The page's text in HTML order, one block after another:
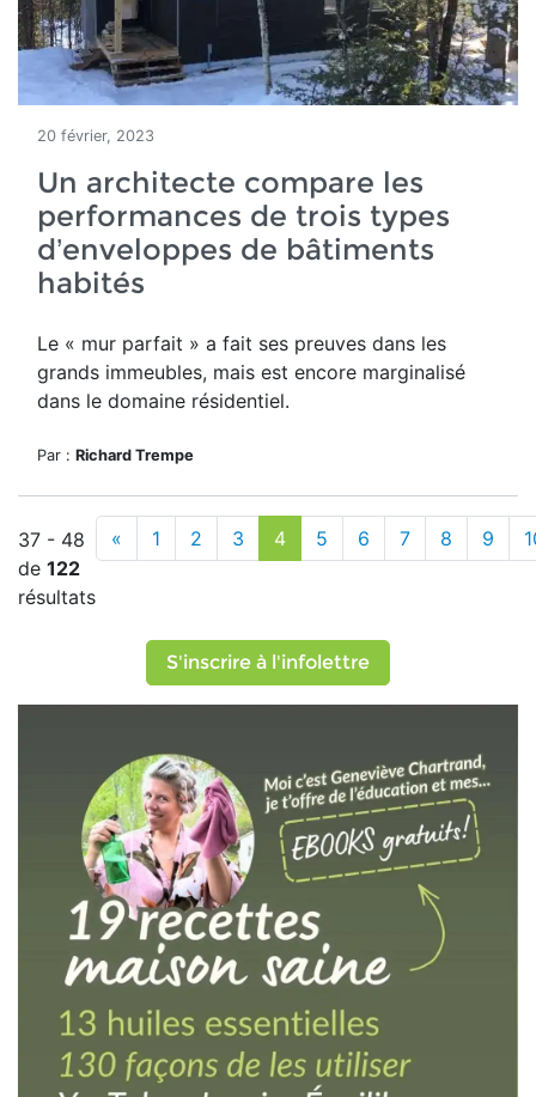
20 février, 2023
Un architecte compare les
performances de trois types
d’enveloppes de bâtiments
habités
Le « mur parfait » a fait ses preuves dans les
grands immeubles, mais est encore marginalisé
dans le domaine résidentiel.
Par : Richard Trempe
37 - 48
de 122
résultats
« 1 2 3 4 5 6 7 8 9
S'inscrire à l'infolettre